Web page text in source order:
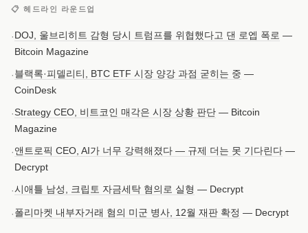
📋 헤드라인 라운드업
·DOJ, 울브리히트 감형 당시 트럼프를 위협했다고 댄 로엡 폭로 —
Bitcoin Magazine
·블랙록·피델리티, BTC ETF 시장 양강 과점 굳히는 중 —
CoinDesk
·Strategy CEO, 비트코인 매각은 시장 상황 판단 — Bitcoin
Magazine
·앤트로픽 CEO, AI가 너무 강력해졌다 — 규제 더는 못 기다린다 —
Decrypt
·시애틀 남성, 크립토 자금세탁 혐의로 실형 — Decrypt
·폴리마켓 내부자거래 혐의 미군 병사, 12월 재판 확정 — Decrypt